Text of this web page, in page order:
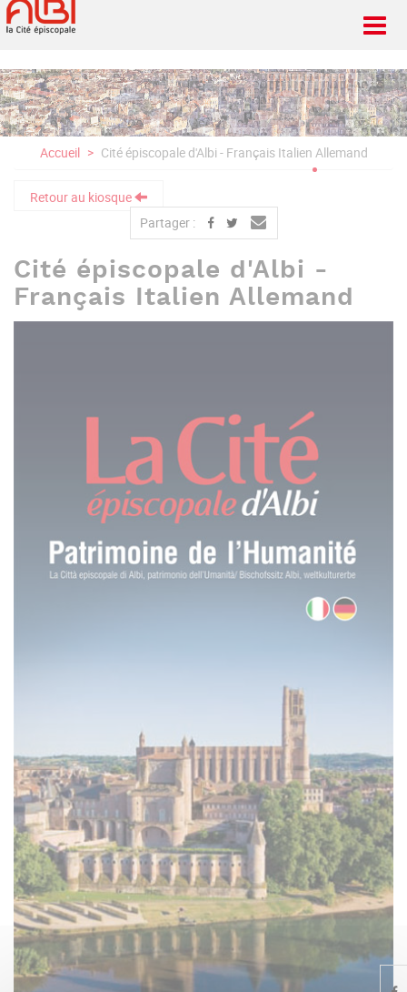
Aller
au
Accueil Cité épiscopale d'Albi - Français Italien Allemand
Retour au kiosque
Partager :
Cité épiscopale d'Albi -
Français Italien Allemand